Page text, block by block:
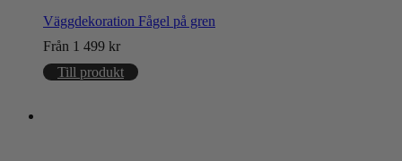
Väggdekoration Fågel på gren
Från 1 499 kr
Till produkt